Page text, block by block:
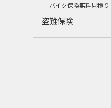
バイク保険無料見積り
盗難保険